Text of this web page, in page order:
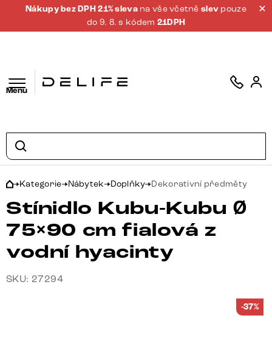
Nákupy bez DPH 21% sleva na vše včetněslev pouze
do 9. 8. s kódem 21DPH
Menu
Kategorie Nábytek Doplňky Dekorativní předměty
Stínidlo Kubu-Kubu Ø
75×90 cm fialová z
vodní hyacinty
SKU: 27294
-37%